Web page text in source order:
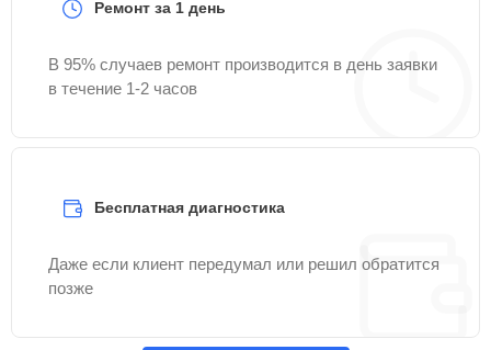
Ремонт за 1 день
В 95% случаев ремонт производится в день заявки
в течение 1-2 часов
Бесплатная диагностика
Даже если клиент передумал или решил обратится
позже